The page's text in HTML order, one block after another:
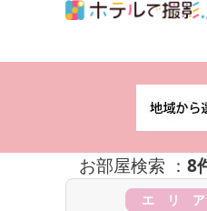
お部屋検索 ： 8
エ リ ア